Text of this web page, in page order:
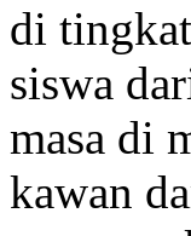
di
siswa
masa di
kawan